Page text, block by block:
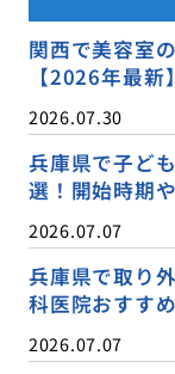
関西で美容室
【2026年最新】
2026.07.30
兵庫県で子ど
選！開始時期
2026.07.07
兵庫県で取り
科医院おすす
2026.07.07